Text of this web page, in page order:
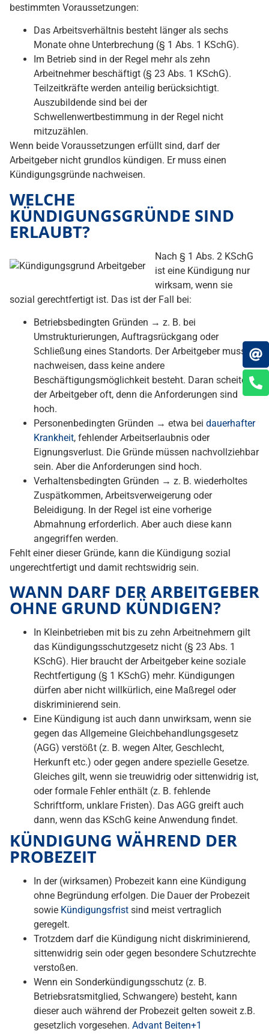
bestimmten Voraussetzungen:
Das Arbeitsverhältnis besteht länger als sechs
Monate ohne Unterbrechung (§ 1 Abs. 1 KSchG).
Im Betrieb sind in der Regel mehr als zehn
Arbeitnehmer beschäftigt (§ 23 Abs. 1 KSchG).
Teilzeitkräfte werden anteilig berücksichtigt.
Auszubildende sind bei der
Schwellenwertbestimmung in der Regel nicht
mitzuzählen.
Wenn beide Voraussetzungen erfüllt sind, darf der
Arbeitgeber nicht grundlos kündigen. Er muss einen
Kündigungsgründe nachweisen.
WELCHE
KÜNDIGUNGSGRÜNDE SIND
ERLAUBT?
Nach § 1 Abs. 2 KSchG
ist eine Kündigung nur
wirksam, wenn sie
sozial gerechtfertigt ist. Das ist der Fall bei:
Betriebsbedingten Gründen → z. B. bei
Umstrukturierungen, Auftragsrückgang oder
Schließung eines Standorts. Der Arbeitgeber muss
nachweisen, dass keine andere
Beschäftigungsmöglichkeit besteht. Daran scheitert
der Arbeitgeber oft, denn die Anforderungen sind
hoch.
Personenbedingten Gründen → etwa bei dauerhafter
Krankheit, fehlender Arbeitserlaubnis oder
Eignungsverlust. Die Gründe müssen nachvollziehbar
sein. Aber die Anforderungen sind hoch.
Verhaltensbedingten Gründen → z. B. wiederholtes
Zuspätkommen, Arbeitsverweigerung oder
Beleidigung. In der Regel ist eine vorherige
Abmahnung erforderlich. Aber auch diese kann
angegriffen werden.
Fehlt einer dieser Gründe, kann die Kündigung sozial
ungerechtfertigt und damit rechtswidrig sein.
WANN DARF DER ARBEITGEBER
OHNE GRUND KÜNDIGEN?
In Kleinbetrieben mit bis zu zehn Arbeitnehmern gilt
das Kündigungsschutzgesetz nicht (§ 23 Abs. 1
KSchG). Hier braucht der Arbeitgeber keine soziale
Rechtfertigung (§ 1 KSchG) mehr. Kündigungen
dürfen aber nicht willkürlich, eine Maßregel oder
diskriminierend sein.
Eine Kündigung ist auch dann unwirksam, wenn sie
gegen das Allgemeine Gleichbehandlungsgesetz
(AGG) verstößt (z. B. wegen Alter, Geschlecht,
Herkunft etc.) oder gegen andere spezielle Gesetze.
Gleiches gilt, wenn sie treuwidrig oder sittenwidrig ist,
oder formale Fehler enthält (z. B. fehlende
Schriftform, unklare Fristen). Das AGG greift auch
dann, wenn das KSchG keine Anwendung findet.
KÜNDIGUNG WÄHREND DER
PROBEZEIT
In der (wirksamen) Probezeit kann eine Kündigung
ohne Begründung erfolgen. Die Dauer der Probezeit
sowie Kündigungsfrist sind meist vertraglich
geregelt.
Trotzdem darf die Kündigung nicht diskriminierend,
sittenwidrig sein oder gegen besondere Schutzrechte
verstoßen.
Wenn ein Sonderkündigungsschutz (z. B.
Betriebsratsmitglied, Schwangere) besteht, kann
dieser auch während der Probezeit gelten soweit z.B.
gesetzlich vorgesehen. Advant Beiten+1